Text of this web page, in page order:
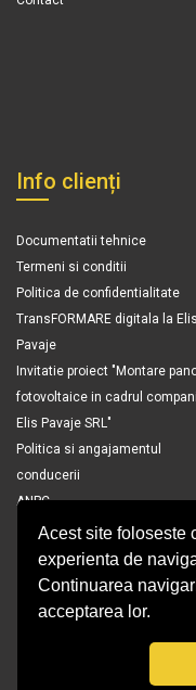
Acest site foloseste
experienta de
Continuarea
acceptarea lor.
Info clienți
Documentatii tehnice
Termeni si conditii
Politica de confidentialitate
TransFORMARE digitala la Elis
Pavaje
Invitatie proiect "Montare
fotovoltaice in cadrul
Elis Pavaje SRL"
Politica si angajamentul
conducerii
ANPC
©